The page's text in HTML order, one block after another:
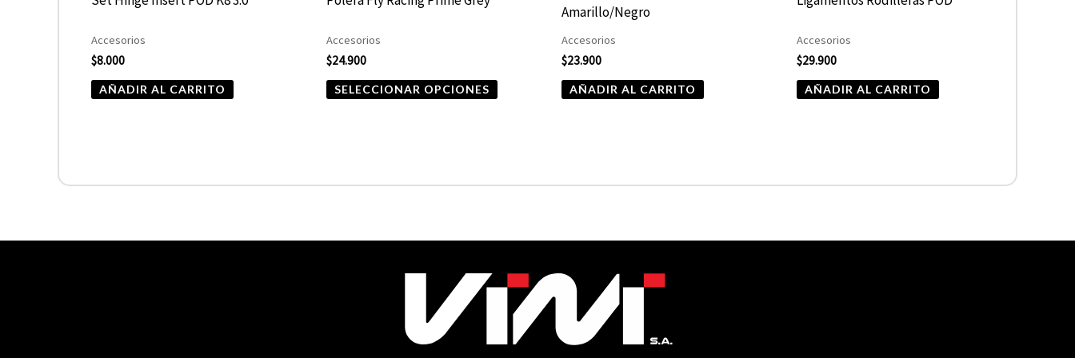
Accesorios
$8.000
AÑADIR AL CARRITO
Accesorios
$24.900
SELECCIONAR OPCIONES
de
producto
Amarillo/Negro
Accesorios
$23.900
AÑADIR AL CARRITO
Accesorios
$29.900
AÑADIR AL CARRITO